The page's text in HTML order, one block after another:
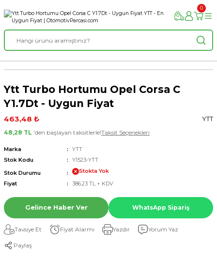
0
Ytt Turbo Hortumu Opel Corsa C
Y1.7Dt - Uygun Fiyat
463,48 ₺
YTT
48,28 TL 'den başlayan taksitlerle!Taksit Seçenekleri
Marka
YTT
Stok Kodu
Y1523-YTT
Stok Durumu
Stokta Yok
Fiyat
386,23 TL + KDV
Gelince Haber Ver WhatsApp Sipariş
Tavsiye Et Fiyat Alarmı Yazdır Yorum Yaz
Paylaş